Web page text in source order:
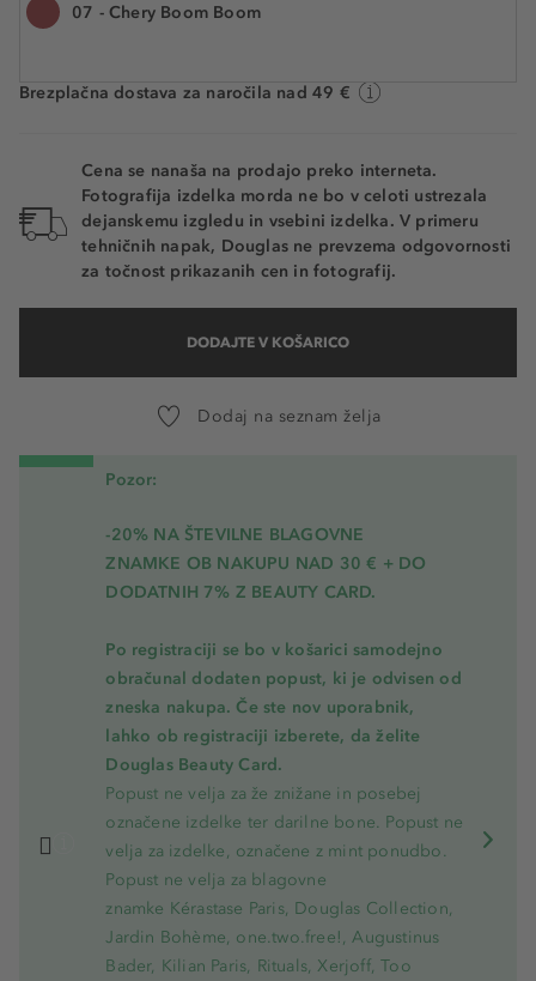
07 - Chery Boom Boom
Brezplačna dostava za naročila nad 49 €
Cena se nanaša na prodajo preko interneta.
Fotografija izdelka morda ne bo v celoti ustrezala
dejanskemu izgledu in vsebini izdelka. V primeru
tehničnih napak, Douglas ne prevzema odgovornosti
za točnost prikazanih cen in fotografij.
DODAJTE V KOŠARICO
Dodaj na seznam želja
Pozor:
-20% NA ŠTEVILNE BLAGOVNE
ZNAMKE OB NAKUPU NAD 30 € + DO
DODATNIH 7% Z BEAUTY CARD.
Po registraciji se bo v košarici samodejno
obračunal dodaten popust, ki je odvisen od
zneska nakupa. Če ste nov uporabnik,
lahko ob registraciji izberete, da želite
Douglas Beauty Card.
Popust ne velja za že znižane in posebej
označene izdelke ter darilne bone. Popust ne
velja za izdelke, označene z mint ponudbo.
Popust ne velja za blagovne
znamke Kérastase Paris, Douglas Collection,
Jardin Bohème, one.two.free!, Augustinus
Bader, Kilian Paris, Rituals, Xerjoff, Too